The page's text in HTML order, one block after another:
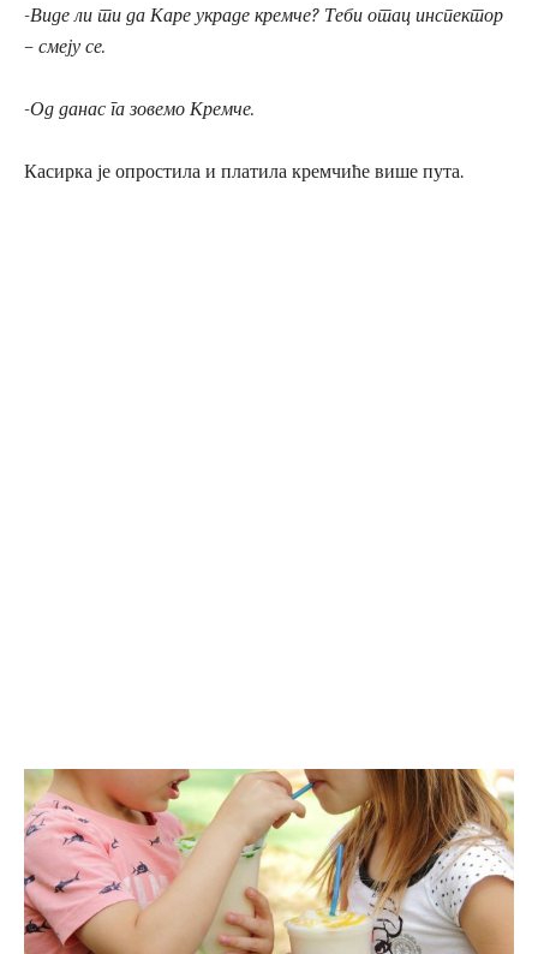
-Виде ли ти да Каре украде кремче? Теби отац инспектор
– смеју се.
-Од данас га зовемо Кремче.
Касирка је опростила и платила кремчиће више пута.